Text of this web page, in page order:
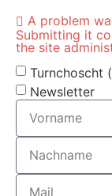
A problem
Submitting it
the site
Turnchoscht
Newsletter